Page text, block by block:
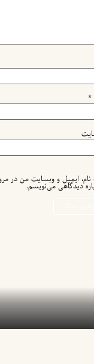
*
ایمیل و وبسایت من در
دیدگاهی می‌نویسم.